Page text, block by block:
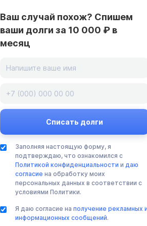
Ваш случай похож? Спишем
ваши долги за 10 000 ₽ в
месяц
Заполняя настоящую форму, я
подтверждаю, что ознакомился с
Политикой конфиденциальности и даю
согласие на обработку моих
персональных данных в соответствии с
условиями Политики.
Я даю согласие на получение рекламных
информационных сообщений.